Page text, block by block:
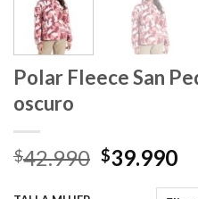
Polar Fleece San
oscuro
$42.990 El
$39.990El